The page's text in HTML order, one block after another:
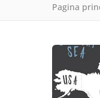
Pagina